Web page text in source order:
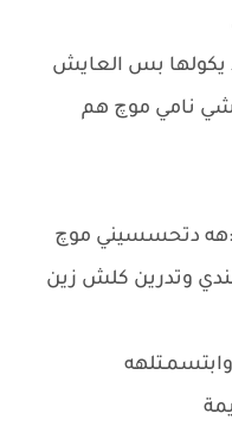
يكولها بس العايش
نامي موچ هم
دتحسسيني موچ
وتدرين كلش زين